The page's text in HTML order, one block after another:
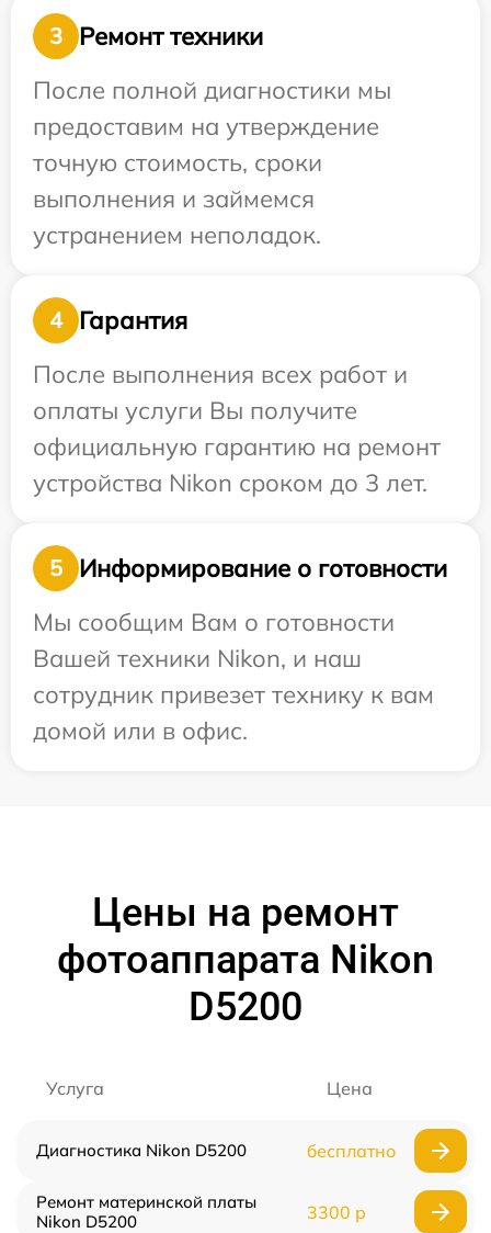
3
Ремонт техники
После полной диагностики мы
предоставим на утверждение
точную стоимость, сроки
выполнения и займемся
устранением неполадок.
4
Гарантия
После выполнения всех работ и
оплаты услуги Вы получите
официальную гарантию на ремонт
устройства Nikon сроком до 3 лет.
5
Информирование о готовности
Мы сообщим Вам о готовности
Вашей техники Nikon, и наш
сотрудник привезет технику к вам
домой или в офис.
Цены на ремонт
фотоаппарата Nikon
D5200
Услуга Цена
Диагностика Nikon D5200 бесплатно
Ремонт материнской платы
Nikon D5200
3300 р